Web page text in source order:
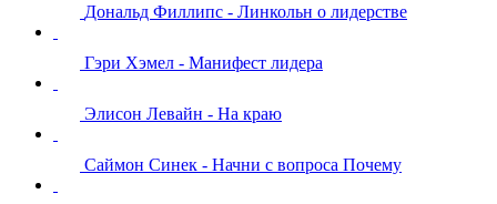
Дональд Филлипс - Линкольн о лидерстве
Гэри Хэмел - Манифест лидера
Элисон Левайн - На краю
Саймон Синек - Начни с вопроса Почему